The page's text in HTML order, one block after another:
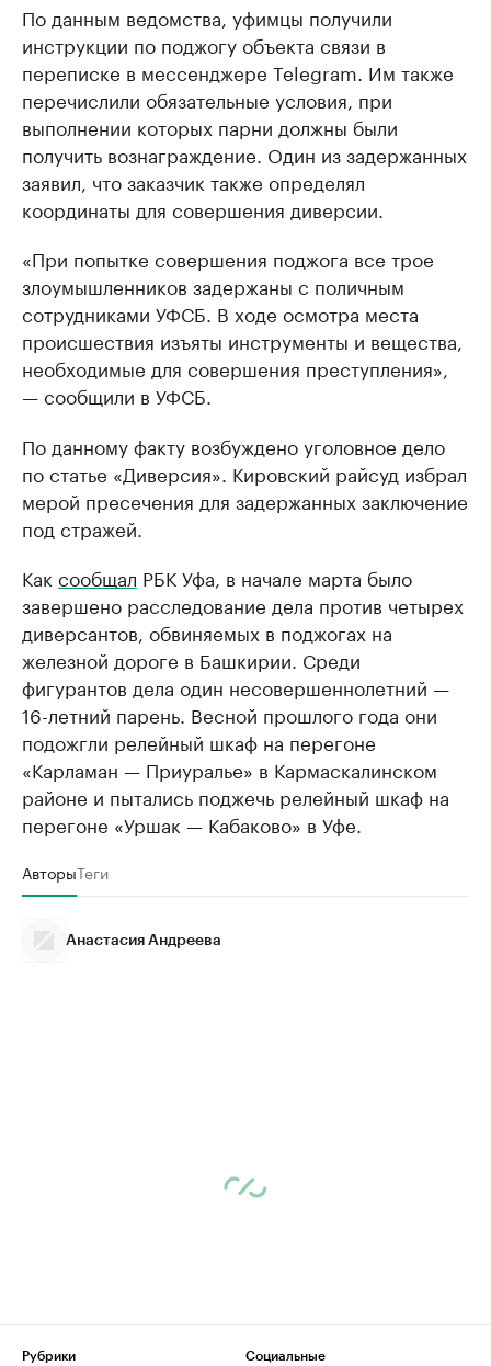
По данным ведомства, уфимцы получили
инструкции по поджогу объекта связи в
переписке в мессенджере Telegram. Им также
перечислили обязательные условия, при
выполнении которых парни должны были
получить вознаграждение. Один из задержанных
заявил, что заказчик также определял
координаты для совершения диверсии.
«При попытке совершения поджога все трое
злоумышленников задержаны с поличным
сотрудниками УФСБ. В ходе осмотра места
происшествия изъяты инструменты и вещества,
необходимые для совершения преступления»,
— сообщили в УФСБ.
По данному факту возбуждено уголовное дело
по статье «Диверсия». Кировский райсуд избрал
мерой пресечения для задержанных заключение
под стражей.
Как сообщал РБК Уфа, в начале марта было
завершено расследование дела против четырех
диверсантов, обвиняемых в поджогах на
железной дороге в Башкирии. Среди
фигурантов дела один несовершеннолетний —
16-летний парень. Весной прошлого года они
подожгли релейный шкаф на перегоне
«Карламан — Приуралье» в Кармаскалинском
районе и пытались поджечь релейный шкаф на
перегоне «Уршак — Кабаково» в Уфе.
АвторыТеги
Анастасия Андреева
Рубрики
Социальные